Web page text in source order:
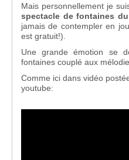
Mais personnellement je
spectacle de fontaines
jamais de contempler en
est gratuit!).
Une grande émotion se
fontaines couplé aux
Comme ici dans vidéo
youtube: